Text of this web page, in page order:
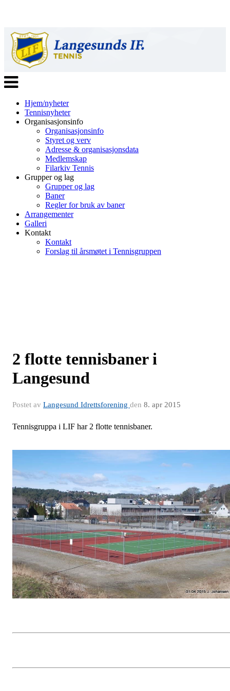
Veksle
navigasjon
Hjem/nyheter
Tennisnyheter
Organisasjonsinfo
Organisasjonsinfo
Styret og verv
Adresse & organisasjonsdata
Medlemskap
Filarkiv Tennis
Grupper og lag
Grupper og lag
Baner
Regler for bruk av baner
Arrangementer
Galleri
Kontakt
Kontakt
Forslag til årsmøtet i Tennisgruppen
2 flotte tennisbaner i
Langesund
Postet av Langesund Idrettsforening den 8. apr 2015
Tennisgruppa i LIF har 2 flotte tennisbaner.